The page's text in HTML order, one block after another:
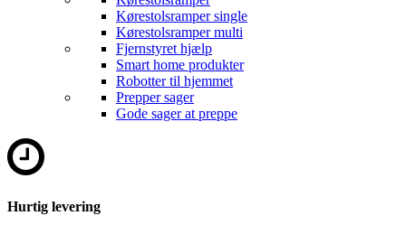
Kørestolsramper single
Kørestolsramper multi
Fjernstyret hjælp
Smart home produkter
Robotter til hjemmet
Prepper sager
Gode sager at preppe
Hurtig levering